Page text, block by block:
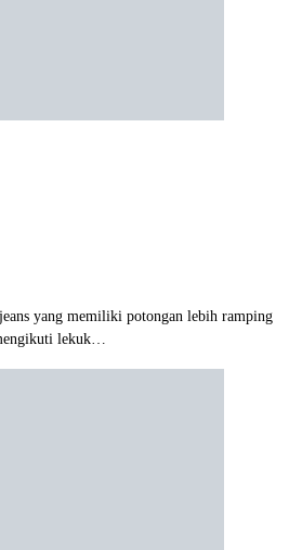
yang memiliki potongan lebih ramping
lekuk…